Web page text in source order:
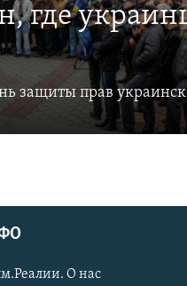
где
защиты прав
О нас